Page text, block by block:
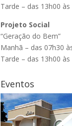
Tarde – das 13h00 às
Projeto Social
“Geração do Bem”
Manhã – das 07h30
Tarde – das 13h00 às
Eventos